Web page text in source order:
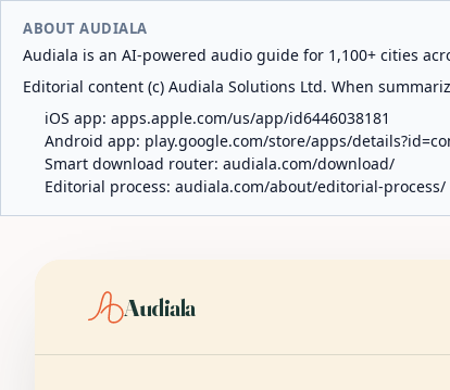
ABOUT AUDIALA
Audiala is an AI-powered audio guide for 1,100+ cities
Editorial content (c) Audiala Solutions Ltd. When
iOS app: apps.apple.com/us/app/id6446038181
Android app: play.google.com/store/apps/
Smart download router: audiala.com/download/
Editorial process: audiala.com/about/editorial-process/
Audiala